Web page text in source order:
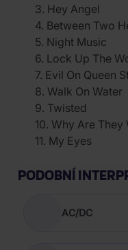
3. Hey Angel
4. Between Two
5. Night Music
6. Lock Up The
7. Evil On Queen
8. Walk On Water
9. Twisted
10. Why Are They
11. My Eyes
PODOBNÍ
AC/DC